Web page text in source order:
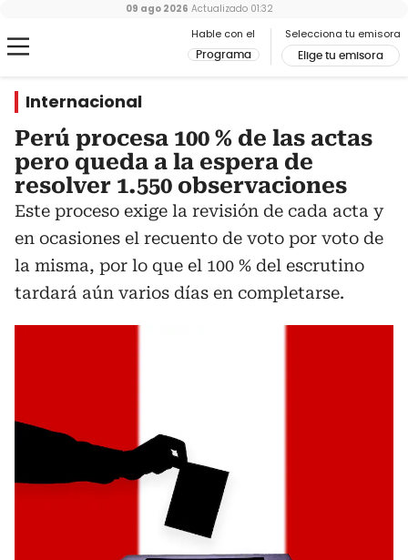
Hable con el
Programa
Selecciona tu emisora
Elige tu emisora
09 ago 2026 Actualizado 01:32
Internacional
Perú procesa 100 % de las actas
pero queda a la espera de
resolver 1.550 observaciones
Este proceso exige la revisión de cada acta y
en ocasiones el recuento de voto por voto de
la misma, por lo que el 100 % del escrutino
tardará aún varios días en completarse.